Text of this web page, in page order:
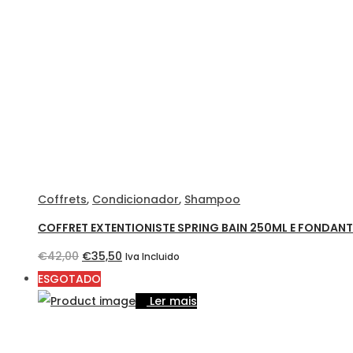
Coffrets, Condicionador, Shampoo
COFFRET EXTENTIONISTE SPRING BAIN 250ML E
€42,00 O
preço
original
€35,50 O
atual
Iva Incluido
ESGOTADO
Ler mais